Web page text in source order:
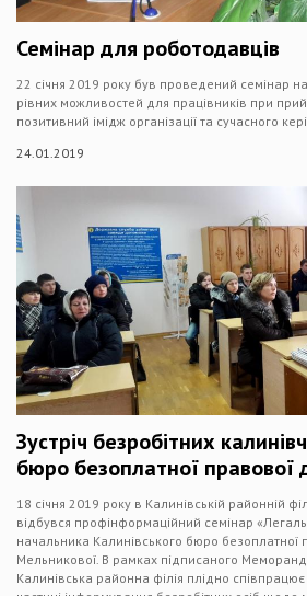
Семінар для роботодавців
22 січня 2019 року був проведений семінар
рівних можливостей для працівників при
позитивний імідж організації та сучасного
24.01.2019
Зустріч безробітних
бюро безоплатної правової
18 січня 2019 року в Калинівській районній
відбувся профінформаційний семінар
начальника Калинівського бюро безоплатної
Мельникової. В рамках підписаного
Калинівська районна філія плідно